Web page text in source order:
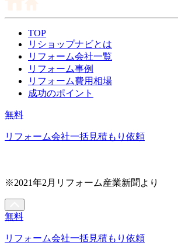
TOP
リショップナビとは
リフォーム会社一覧
リフォーム事例
リフォーム費用相場
成功のポイント
無料
リフォーム会社一括見積もり依頼
※2021年2月リフォーム産業新聞より
無料
リフォーム会社一括見積もり依頼